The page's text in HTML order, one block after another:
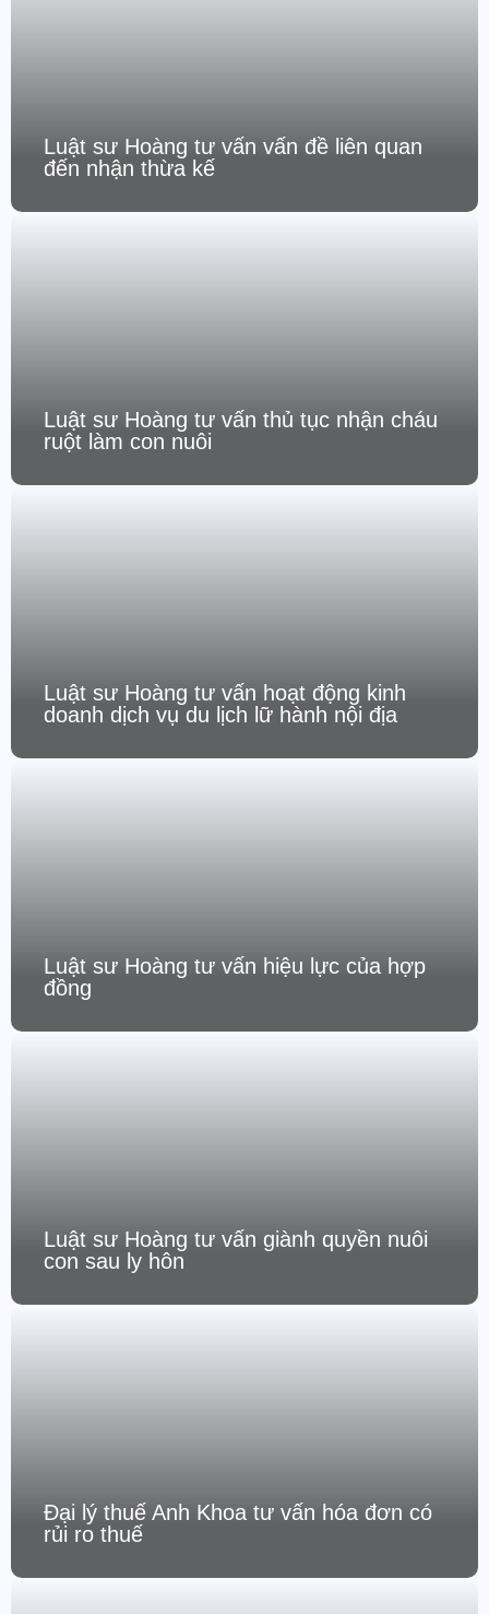
Luật sư Hoàng tư vấn vấn đề liên quan
đến nhận thừa kế
Luật sư Hoàng tư vấn thủ tục nhận cháu
ruột làm con nuôi
Luật sư Hoàng tư vấn hoạt động kinh
doanh dịch vụ du lịch lữ hành nội địa
Luật sư Hoàng tư vấn hiệu lực của hợp
đồng
Luật sư Hoàng tư vấn giành quyền nuôi
con sau ly hôn
Đại lý thuế Anh Khoa tư vấn hóa đơn có
rủi ro thuế